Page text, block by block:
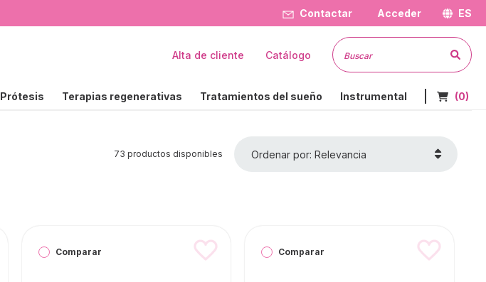
Contactar Acceder ES
Prótesis Terapias regenerativas Tratamientos del sueño Instrumental Nº de
(0)
Alta de cliente Catálogo
73 productos disponibles Ordenar por: Relevancia
Comparar Comparar